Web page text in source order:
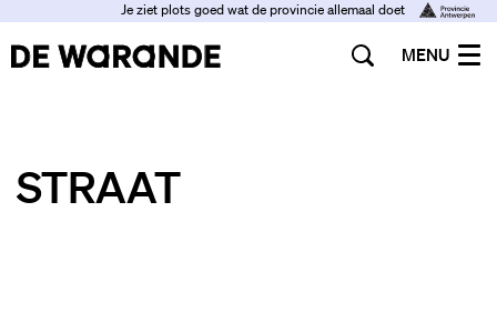
Je ziet plots goed wat de provincie allemaal doet
MENU
STRAAT